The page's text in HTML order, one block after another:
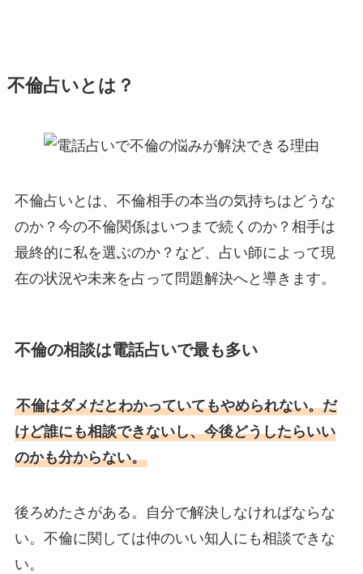
不倫占いとは？
不倫占いとは、不倫相手の本当の気持ちはどうな
のか？今の不倫関係はいつまで続くのか？相手は
最終的に私を選ぶのか？など、占い師によって現
在の状況や未来を占って問題解決へと導きます。
不倫の相談は電話占いで最も多い
不倫はダメだとわかっていてもやめられない。だ
けど誰にも相談できないし、今後どうしたらいい
のかも分からない。
後ろめたさがある。自分で解決しなければならな
い。不倫に関しては仲のいい知人にも相談できな
い。